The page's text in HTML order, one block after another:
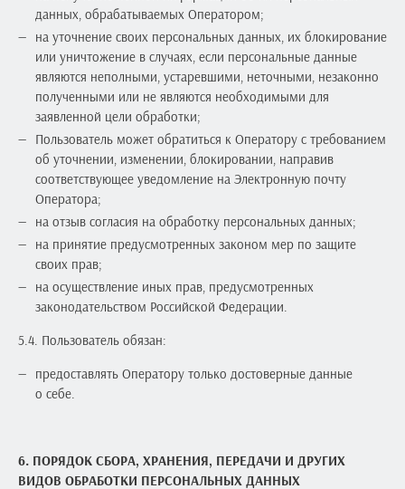
данных, обрабатываемых Оператором;
на уточнение своих персональных данных, их блокирование
или уничтожение в случаях, если персональные данные
являются неполными, устаревшими, неточными, незаконно
полученными или не являются необходимыми для
заявленной цели обработки;
Пользователь может обратиться к Оператору с требованием
об уточнении, изменении, блокировании, направив
соответствующее уведомление на Электронную почту
Оператора;
на отзыв согласия на обработку персональных данных;
на принятие предусмотренных законом мер по защите
своих прав;
на осуществление иных прав, предусмотренных
законодательством Российской Федерации.
5.4. Пользователь обязан:
предоставлять Оператору только достоверные данные
о себе.
6. ПОРЯДОК СБОРА, ХРАНЕНИЯ, ПЕРЕДАЧИ И ДРУГИХ
ВИДОВ ОБРАБОТКИ ПЕРСОНАЛЬНЫХ ДАННЫХ